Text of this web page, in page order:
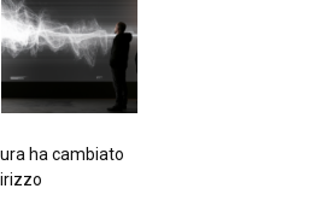
ha cambiato